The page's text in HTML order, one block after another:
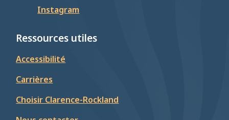
Instagram
Ressources utiles
Accessibilité
Carrières
Choisir Clarence-Rockland